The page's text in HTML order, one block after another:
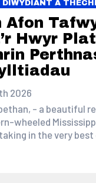
DIWYDIANT A
Afon
Hwyr
2026
- a beautiful
wheeled
in the very